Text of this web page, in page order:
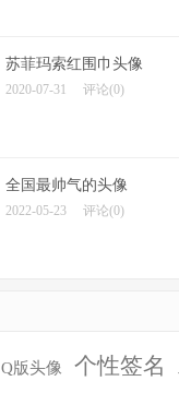
苏菲玛索红围巾头像
2020-07-31 评论(0)
全国最帅气的头像
2022-05-23 评论(0)
Q版头像 个性签名